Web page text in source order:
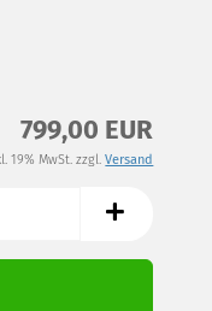
799,00 EUR
19% MwSt. zzgl.Versand